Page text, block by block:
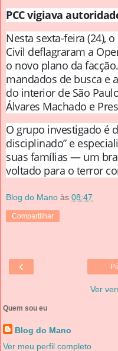
PCC vigiava
Nesta sexta-feira (24),
Civil deflagraram a
o novo plano da
mandados de busca e
do interior de São
Álvares Machado e
O grupo investigado é
disciplinado” e
suas famílias — um
voltado para o terror
Blog do Mano às 08:47
Compartilhar
‹
Ver
Quem sou eu
Blog do Mano
Ver meu perfil completo